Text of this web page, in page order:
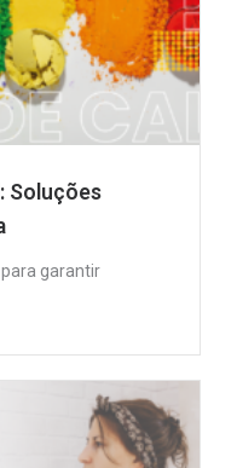
Soluções
garantir